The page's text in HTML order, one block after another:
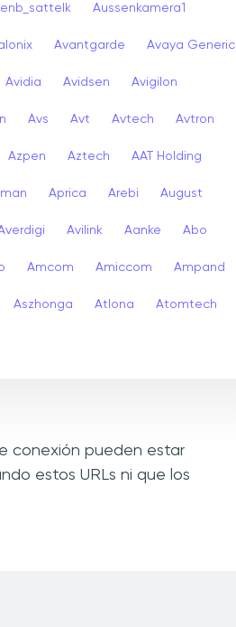
Aussenkamera1
Avantgarde Avaya Generic
Avidia Avidsen Avigilon
Avs Avt Avtech Avtron
Azpen Aztech AAT Holding
Aprica Arebi August
Avilink Aanke Abo
Amcom Amiccom Ampand
Aszhonga Atlona Atomtech
conexión pueden estar
estos URLs ni que los